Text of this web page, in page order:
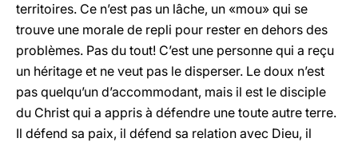
territoires. Ce n’est pas un lâche, un «mou» qui se
trouve une morale de repli pour rester en dehors des
problèmes. Pas du tout! C’est une personne qui a reçu
un héritage et ne veut pas le disperser. Le doux n’est
pas quelqu’un d’accommodant, mais il est le disciple
du Christ qui a appris à défendre une toute autre terre.
Il défend sa paix, il défend sa relation avec Dieu, il